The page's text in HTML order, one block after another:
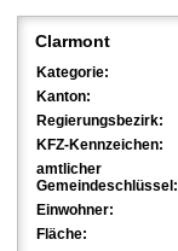
Clarmont
Kategorie:
Kanton:
Regierungsbezirk:
KFZ-Kennzeichen:
amtlicher
Gemeindeschlüssel:
Einwohner:
Fläche: